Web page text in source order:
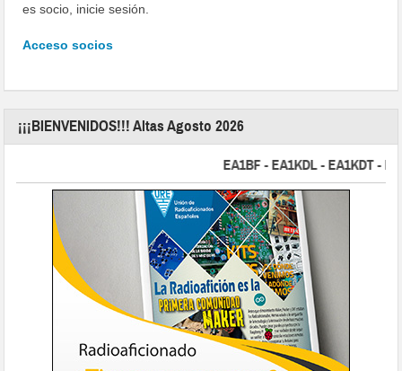
es socio, inicie sesión.
Acceso socios
¡¡¡BIENVENIDOS!!! Altas Agosto 2026
EA1BF - EA1KDL - EA1KDT -